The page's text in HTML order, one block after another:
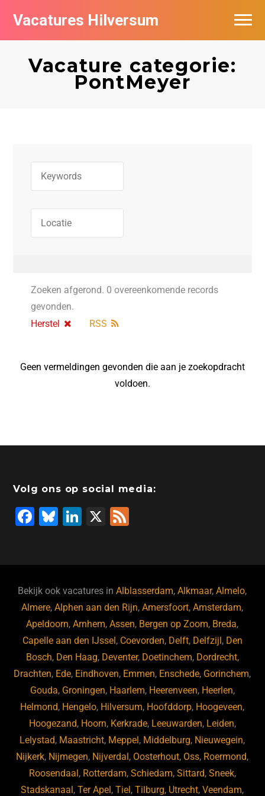
Vacatures Hilversum
Vacature categorie:
PontMeyer
Zoeken afgerond. 0 overeenkomende records
gevonden.
Herstel
RSS
Geen vermeldingen gevonden die aan je zoekopdracht
voldoen.
Volg ons op social media:
F
b
o
o
k
Bl
ky
Li
dI
n
X
Bekijk ook vacatures inAlblasserdam,Alkmaar,Almelo,
Almere,Alphen aan den Rijn,Amersfoort,Amsterdam,
Apeldoorn,Arnhem,Assen, Bergen op Zoom, Breda,
Capelle aan den IJssel , Coevorden, Delft, Delfzijl , Den
Bosch, Den Haag, Deventer, Doetinchem, Dordrecht,
Drachten, Ede, Eindhoven, Emmen, Enschede, Gorinchem,
Gouda, Groningen, Haarlem, Heerenveen, Heerlen,
Helmond, Hengelo, Hilversum, Hoofddorp, Hoogeveen,
Hoogezand, Hoorn, Kerkrade, Leeuwarden, Leiden,
Lelystad, Maastricht, Meppel , Middelburg, Nieuwegein,
Nijkerk, Nijmegen, Nijverdal , Oosterhout, Oss, Roermond,
Roosendaal , Rotterdam, Schiedam, Sittard, Sneek,
Stadskanaal ,Ter Apel ,Tiel ,Tilburg, Utrecht,Veendam,
Vacatures per bedrijf in Hilversum
De populairste vacatures in Hilversum